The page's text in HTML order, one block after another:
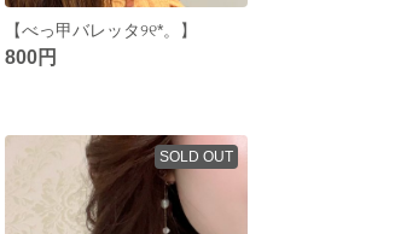
【べっ甲バレッタ୨୧*。】
800円
SOLD OUT